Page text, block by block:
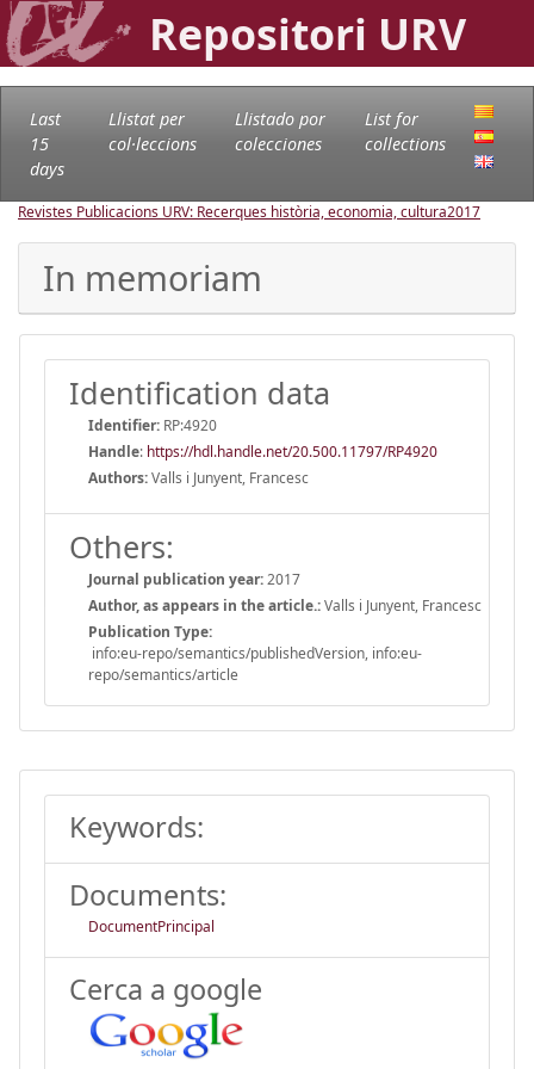
Repositori URV
Last
15
days
Llistat per
col·leccions
Llistado por
colecciones
List for
collections
Revistes Publicacions URV: Recerques història, economia, cultura2017
In memoriam
Identification data
Identifier: RP:4920
Handle: https://hdl.handle.net/20.500.11797/RP4920
Authors:Valls i Junyent, Francesc
Others:
Journal publication year:2017
Author, as appears in the article.:Valls i Junyent, Francesc
Publication Type:
info:eu-repo/semantics/publishedVersion, info:eu-
repo/semantics/article
Keywords:
Documents:
DocumentPrincipal
Cerca a google